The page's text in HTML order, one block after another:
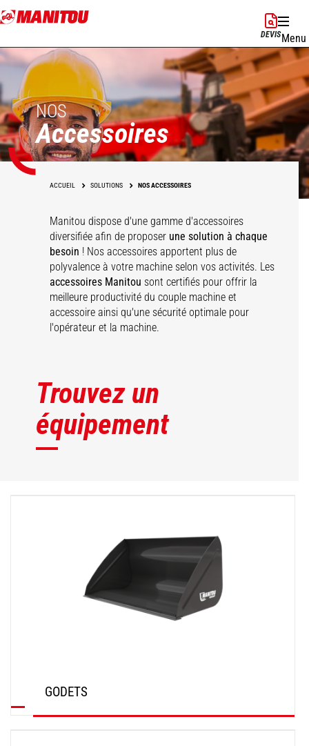
Aller
au
principal
DEVISMenu
NOS
Accessoires
ACCUEIL SOLUTIONS NOS ACCESSOIRES
Manitou dispose d'une gamme d'accessoires
diversifiée afin de proposer une solution à chaque
besoin ! Nos accessoires apportent plus de
polyvalence à votre machine selon vos activités. Les
accessoires Manitou sont certifiés pour offrir la
meilleure productivité du couple machine et
accessoire ainsi qu'une sécurité optimale pour
l'opérateur et la machine.
Trouvez un
équipement
GODETS